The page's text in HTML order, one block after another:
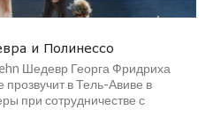
и Полинессо
Шедевр Георга Фридриха
в Тель-Авиве в
при сотрудничестве с